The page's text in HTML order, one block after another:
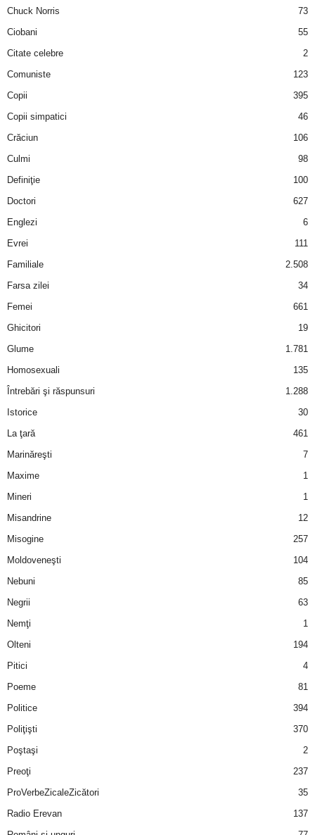
Chuck Norris
73
Ciobani
55
Citate celebre
2
Comuniste
123
Copii
395
Copii simpatici
46
Crăciun
106
Culmi
98
Definiţie
100
Doctori
627
Englezi
6
Evrei
111
Familiale
2.508
Farsa zilei
34
Femei
661
Ghicitori
19
Glume
1.781
Homosexuali
135
Întrebări şi răspunsuri
1.288
Istorice
30
La ţară
461
Marinăreşti
7
Maxime
1
Mineri
1
Misandrine
12
Misogine
257
Moldoveneşti
104
Nebuni
85
Negrii
63
Nemţi
1
Olteni
194
Pitici
4
Poeme
81
Politice
394
Poliţişti
370
Poştaşi
2
Preoţi
237
ProVerbeZicaleZicători
35
Radio Erevan
137